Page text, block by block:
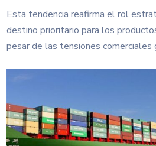
Esta tendencia reafirma el rol
destino prioritario para los
pesar de las tensiones comerciales